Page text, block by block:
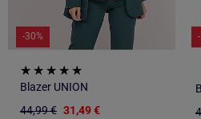
-30%
Blazer UNION
44,99 € 31,49 €